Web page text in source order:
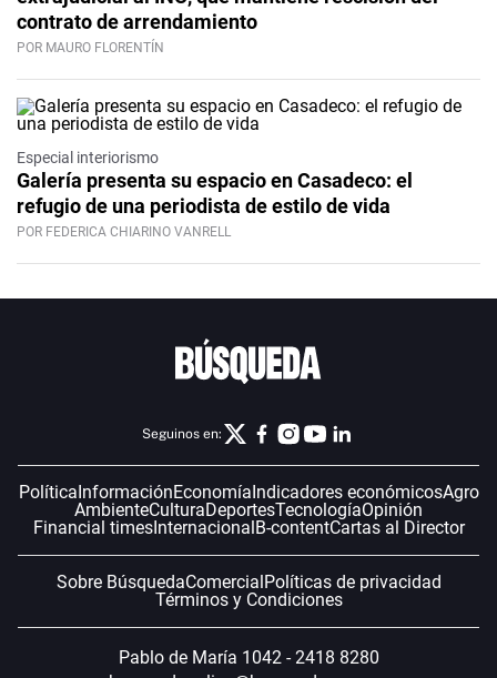
contrato de arrendamiento
POR MAURO FLORENTÍN
Especial interiorismo
Galería presenta su espacio en Casadeco: el
refugio de una periodista de estilo de vida
POR FEDERICA CHIARINO VANRELL
Seguinos en:
PolíticaInformaciónEconomíaIndicadores económicosAgro
AmbienteCulturaDeportesTecnologíaOpinión
Financial timesInternacionalB-contentCartas al Director
Sobre BúsquedaComercialPolíticas de privacidad
Términos y Condiciones
Pablo de María 1042 - 2418 8280